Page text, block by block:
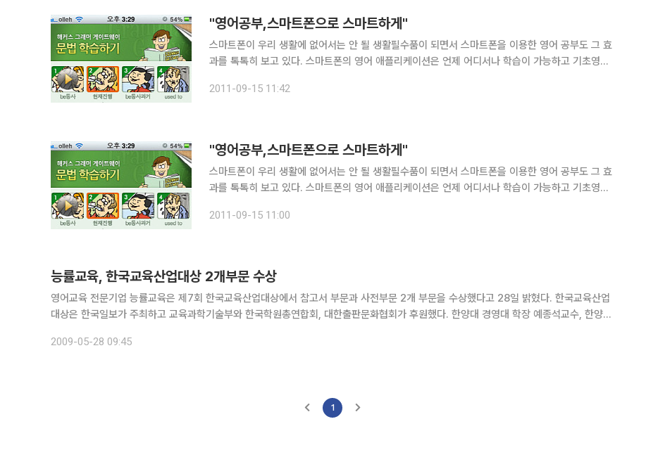
"영어공부,스마트폰으로 스마트하게"
스마트폰이 우리 생활에 없어서는 안 될 생활필수품이 되면서 스마트폰을 이용한 영어 공부도 그 효
과를 톡톡히 보고 있다. 스마트폰의 영어 애플리케이션은 언제 어디서나 학습이 가능하고 기초영문
2011-09-15 11:42
"영어공부,스마트폰으로 스마트하게"
스마트폰이 우리 생활에 없어서는 안 될 생활필수품이 되면서 스마트폰을 이용한 영어 공부도 그 효
과를 톡톡히 보고 있다. 스마트폰의 영어 애플리케이션은 언제 어디서나 학습이 가능하고 기초영문
2011-09-15 11:00
능률교육, 한국교육산업대상 2개부문 수상
영어교육 전문기업 능률교육은 제7회 한국교육산업대상에서 참고서 부문과 사전부문 2개 부문을 수상했다고 28일 밝혔다. 한국교육산업
대상은 한국일보가 주최하고 교육과학기술부와 한국학원총연합회, 대한출판문화협회가 후원했다. 한양대 경영대 학장 예종석교수, 한양대
2009-05-28 09:45
1